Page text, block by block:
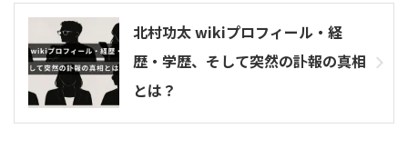
北村功太 wikiプロフィール・経
歴・学歴、そして突然の訃報の真相
とは？